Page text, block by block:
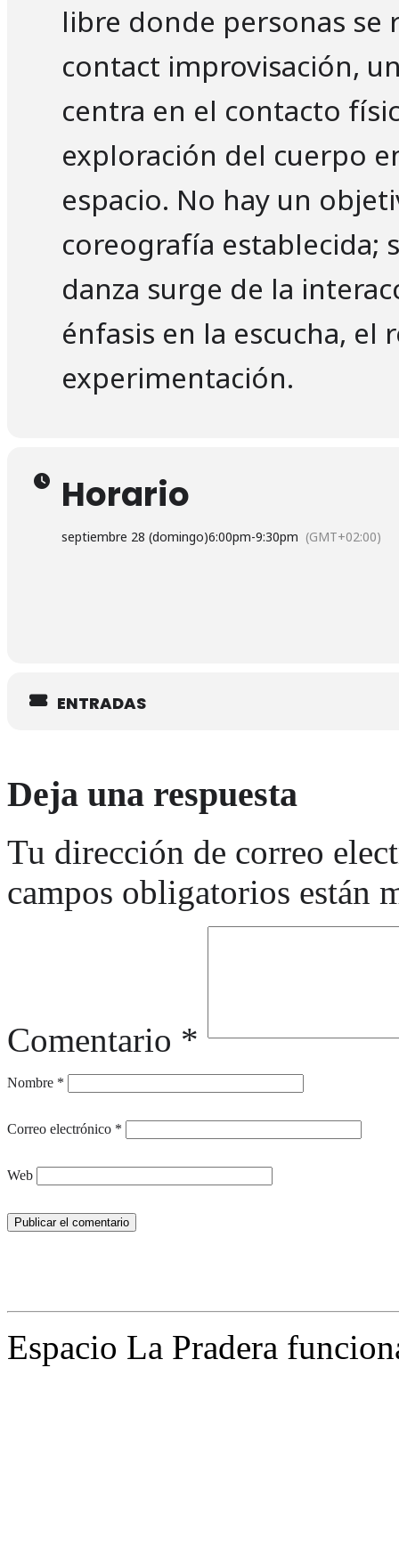
libre donde personas se
contact improvisación,
centra en el contacto
exploración del cuerpo
espacio. No hay un
coreografía establecida;
danza surge de la
énfasis en la escucha, el
experimentación.
Horario
septiembre 28 (domingo)6:00pm-9:30pm (GMT+02:00)
ENTRADAS
Deja una respuesta
Tu dirección de correo
campos obligatorios están
Comentario *
Nombre *
Correo electrónico *
Web
Espacio La Pradera